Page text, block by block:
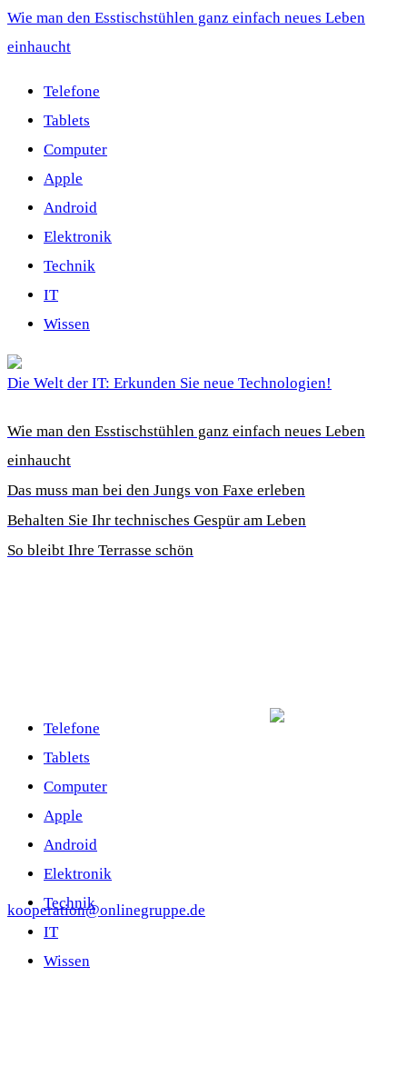
Wie man den Esstischstühlen ganz einfach neues Leben
einhaucht
Telefone
Tablets
Computer
Apple
Android
Elektronik
Technik
IT
Wissen
Die Welt der IT: Erkunden Sie neue Technologien!
Wie man den Esstischstühlen ganz einfach neues Leben
einhaucht
Das muss man bei den Jungs von Faxe erleben
Behalten Sie Ihr technisches Gespür am Leben
So bleibt Ihre Terrasse schön
Telefone
Tablets
Computer
Apple
Android
Elektronik
Technik
IT
Wissen
kooperation@onlinegruppe.de